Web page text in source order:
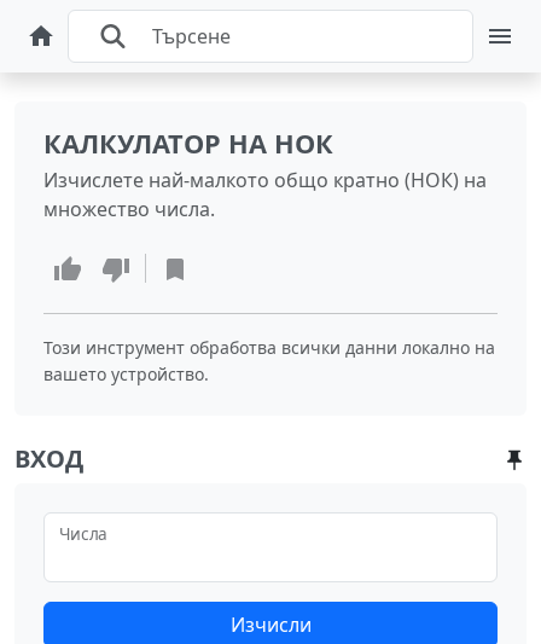
КАЛКУЛАТОР НА НОК
Изчислете най-малкото общо кратно (НОК) на
множество числа.
Този инструмент обработва всички данни локално на
вашето устройство.
ВХОД
Числа
Изчисли